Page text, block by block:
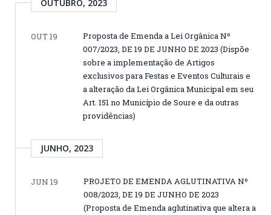
OUTUBRO, 2023
OUT 19
Proposta de Emenda a Lei Orgânica Nº
007/2023, DE 19 DE JUNHO DE 2023 (Dispõe
sobre a implementação de Artigos
exclusivos para Festas e Eventos Culturais e
a alteração da Lei Orgânica Municipal em seu
Art. 151 no Município de Soure e da outras
providências)
JUNHO, 2023
JUN 19
PROJETO DE EMENDA AGLUTINATIVA Nº
008/2023, DE 19 DE JUNHO DE 2023
(Proposta de Emenda aglutinativa que altera a